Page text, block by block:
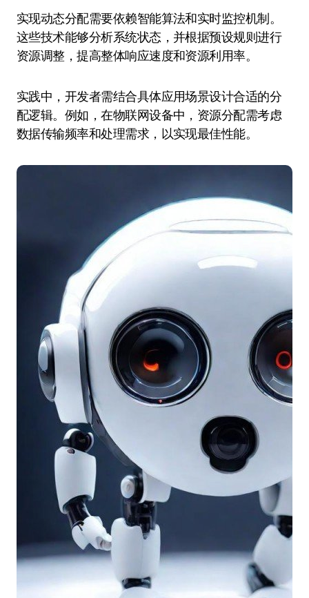
实现动态分配需要依赖智能算法和实时监控机制。
这些技术能够分析系统状态，并根据预设规则进行
资源调整，提高整体响应速度和资源利用率。
实践中，开发者需结合具体应用场景设计合适的分
配逻辑。例如，在物联网设备中，资源分配需考虑
数据传输频率和处理需求，以实现最佳性能。